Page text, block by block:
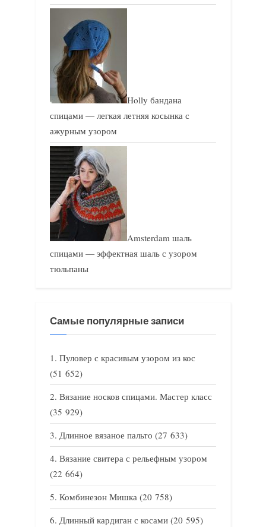
Holly бандана
спицами — легкая летняя косынка с
ажурным узором
Amsterdam шаль
спицами — эффектная шаль с узором
тюльпаны
Самые популярные записи
Пуловер с красивым узором из кос
(51 652)
Вязание носков спицами. Мастер класс
(35 929)
Длинное вязаное пальто (27 633)
Вязание свитера с рельефным узором
(22 664)
Комбинезон Мишка (20 758)
Длинный кардиган с косами (20 595)